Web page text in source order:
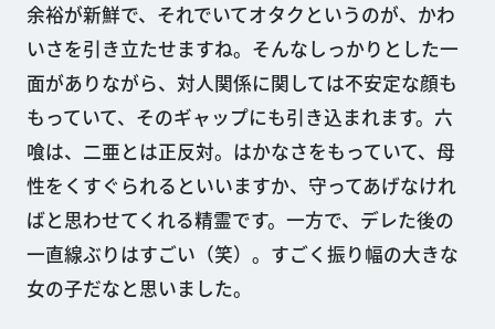
余裕が新鮮で、それでいてオタクというのが、かわ
いさを引き立たせますね。そんなしっかりとした一
面がありながら、対人関係に関しては不安定な顔も
もっていて、そのギャップにも引き込まれます。六
喰は、二亜とは正反対。はかなさをもっていて、母
性をくすぐられるといいますか、守ってあげなけれ
ばと思わせてくれる精霊です。一方で、デレた後の
一直線ぶりはすごい（笑）。すごく振り幅の大きな
女の子だなと思いました。